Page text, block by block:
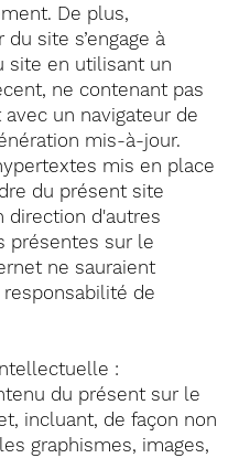
De plus,
du site s’engage à
site en utilisant un
ne contenant pas
un navigateur de
mis-à-jour.
mis en place
du présent site
direction d'autres
présentes sur le
ne sauraient
responsabilité de
:
du présent sur le
incluant, de façon non
graphismes, images,